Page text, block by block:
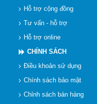
Hỗ trợ cộng đồng
Tư vấn - hỗ trợ
Hỗ trợ online
CHÍNH SÁCH
Điều khoản sử dụng
Chính sách bảo mật
Chỉnh sách bán hàng